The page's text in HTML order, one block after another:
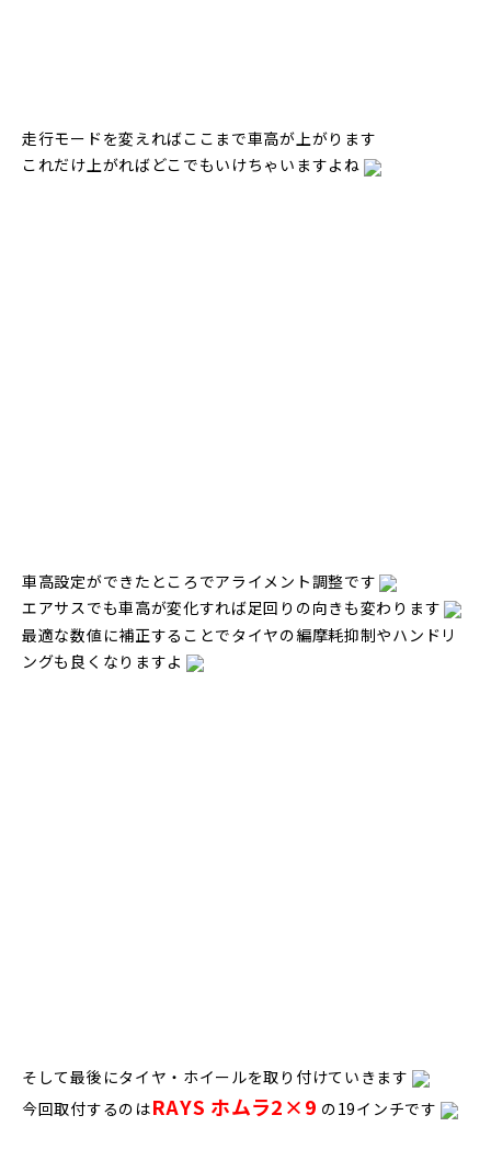
走行モードを変えればここまで車高が上がります
これだけ上がればどこでもいけちゃいますよね
車高設定ができたところでアライメント調整です
エアサスでも車高が変化すれば足回りの向きも変わります
最適な数値に補正することでタイヤの編摩耗抑制やハンドリ
ングも良くなりますよ
そして最後にタイヤ・ホイールを取り付けていきます
今回取付するのはRAYS ホムラ2×9 の19インチです